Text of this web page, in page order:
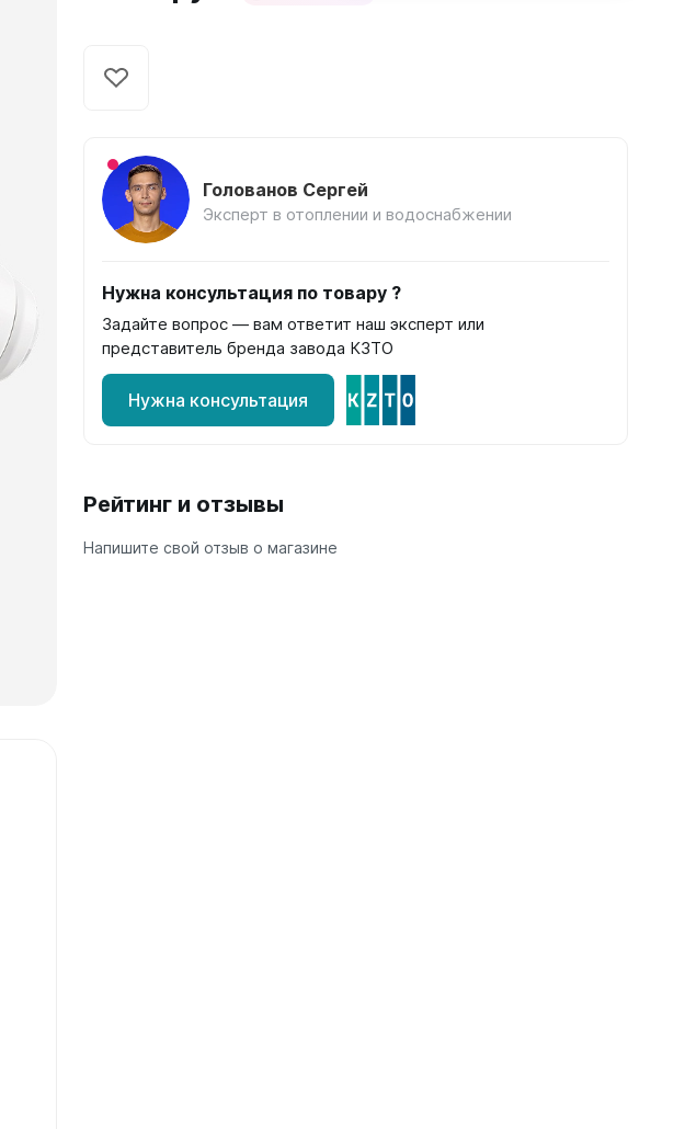
Quadrum NEO
Quadrum Neo 50 V
Quadrum Neo 50 H
Завалинка РС
Голованов Сергей
Эксперт в отоплении и водоснабжении
Нужна консультация по товару ?
Задайте вопрос — вам ответит наш эксперт или
представитель бренда завода КЗТО
Нужна консультация
Рейтинг и отзывы
Напишите свой отзыв о магазине